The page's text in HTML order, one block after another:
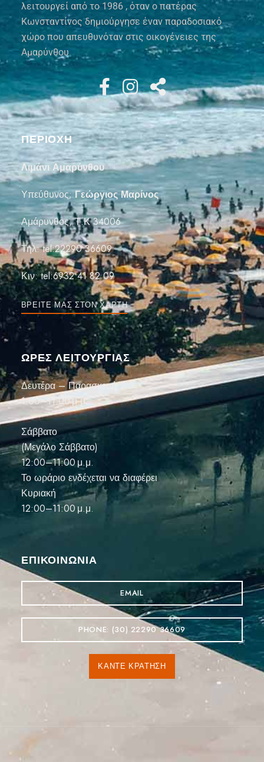
λειτουργεί από το 1986 , όταν ο πατέρας
Κωνσταντίνος δημιούργησε έναν παραδοσιακό
χώρο που απευθυνόταν στις οικογένειες της
Αμαρύνθου
ΠΕΡΙΟΧΗ
Λιμάνι Αμαρύνθου
Υπεύθυνος;Γεώργιος Μαρίνος
Αμάρυνθος, Τ.Κ 34006
Τηλ:tel:22290 36609
Κιν:tel:6932 41 82 09
ΒΡΕΊΤΕ ΜΑΣ ΣΤΟΝ ΧΆΡΤΗ
ΏΡΕΣ ΛΕΙΤΟΥΡΓΙΑΣ
Δευτέρα – Παρασκευή
1:00–11:00 μ.μ.
Σάββατο
(Μεγάλο Σάββατο)
12:00–11:00 μ.μ.
Το ωράριο ενδέχεται να διαφέρει
Κυριακή
12:00–11:00 μ.μ.
ΕΠΙΚΟΙΝΩΝΊΑ
EMAIL
PHONE: (30) 22290 36609
ΚΆΝΤΕ ΚΡΆΤΗΣΗ